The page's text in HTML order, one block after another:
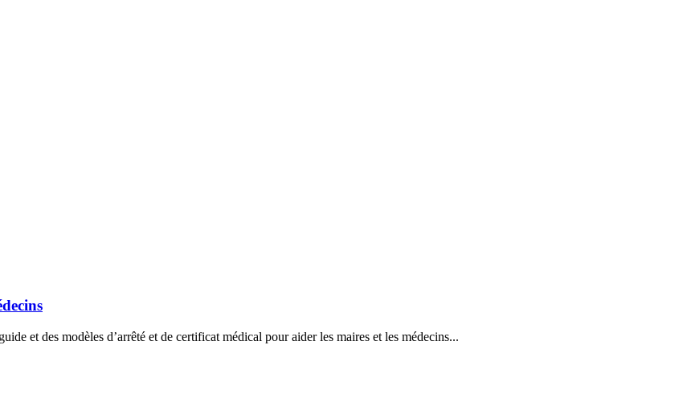
et des modèles d’arrêté et de certificat médical pour aider les maires et les médecins...